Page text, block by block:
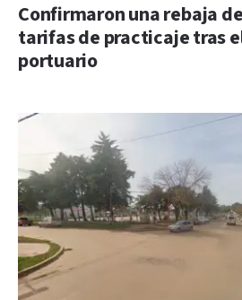
Confirmaron una rebaja
tarifas de practicaje tras
portuario